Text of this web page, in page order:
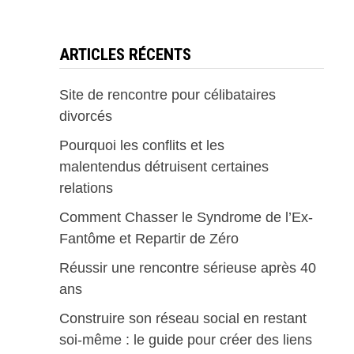
ARTICLES RÉCENTS
Site de rencontre pour célibataires
divorcés
Pourquoi les conflits et les
malentendus détruisent certaines
relations
Comment Chasser le Syndrome de l’Ex-
Fantôme et Repartir de Zéro
Réussir une rencontre sérieuse après 40
ans
Construire son réseau social en restant
soi-même : le guide pour créer des liens